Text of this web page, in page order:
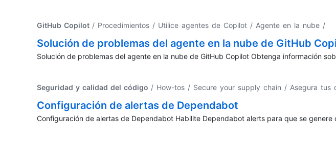
GitHub Copilot / Procedimientos / Utilice agentes de Copilot / Agente en la nube /
Solución de problemas del agente en la nube de GitHub
Solución de problemas del agente en la nube de GitHub Copilot Obtenga información
Seguridad y calidad del código / How-tos / Secure your supply chain / Asegura tus
Configuración de alertas de Dependabot
Configuración de alertas de Dependabot Habilite Dependabot alerts para que se